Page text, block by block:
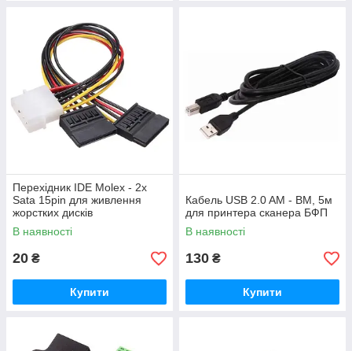
Перехідник IDE Molex - 2x
Sata 15pin для живлення
жорстких дисків
В наявності
20 ₴
Купити
Кабель USB 2.0 AM - BM, 5м
для принтера сканера БФП
В наявності
130 ₴
Купити